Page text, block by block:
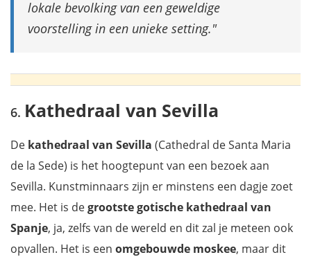
lokale bevolking van een geweldige
voorstelling in een unieke setting.
Kathedraal van Sevilla
De kathedraal van Sevilla (Cathedral de Santa Maria
de la Sede) is het hoogtepunt van een bezoek aan
Sevilla. Kunstminnaars zijn er minstens een dagje zoet
mee. Het is degrootste gotische kathedraal van
Spanje, ja, zelfs van de wereld en dit zal je meteen ook
opvallen. Het is een omgebouwde moskee, maar dit